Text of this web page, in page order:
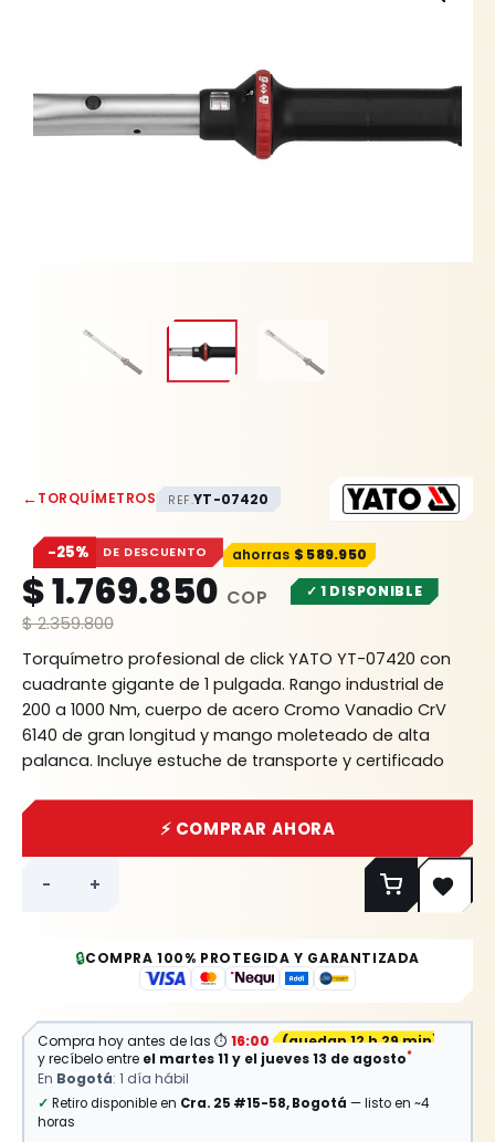
←TORQUÍMETROS REF.YT-07420
−25% DE DESCUENTO $ 589.950
$2.359.800
$1.769.850 ✓ 1 DISPONIBLE
Torquímetro profesional de click YATO YT-07420 con
cuadrante gigante de 1 pulgada. Rango industrial de
200 a 1000 Nm, cuerpo de acero Cromo Vanadio CrV
6140 de gran longitud y mango moleteado de alta
palanca. Incluye estuche de transporte y certificado
- +
⚡ COMPRAR AHORA
🔒COMPRA 100% PROTEGIDA Y GARANTIZADA
Compra hoy antes de las ⏱ 16:00 (quedan 12 h 29 min)
y recíbelo entre el martes 11 y el jueves 13 de agosto*
En Bogotá: 1 día hábil
✓ Retiro disponible en Cra. 25 #15-58, Bogotá — listo en ~4
horas